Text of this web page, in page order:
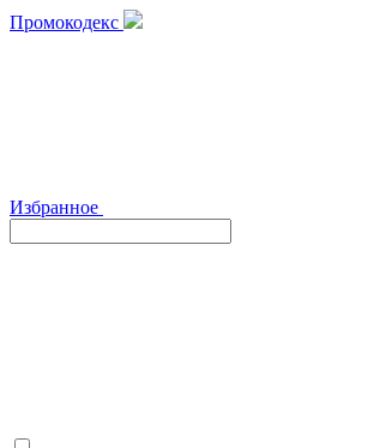
Промокодекс
Избранное